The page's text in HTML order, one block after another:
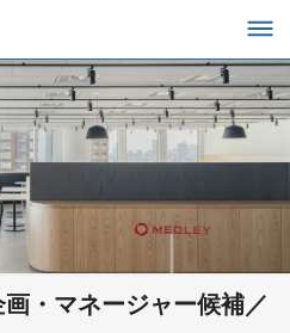
・マネージャー候補／